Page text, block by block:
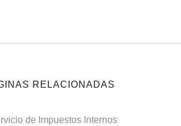
RELACIONADAS
de Impuestos Internos